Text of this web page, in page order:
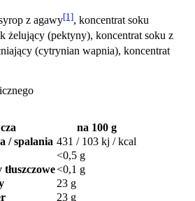
z agawy[1], koncentrat soku
żelujący (pektyny), koncentrat soku z
(cytrynian wapnia), koncentrat
na 100 g
/ spalania 431 / 103 kj / kcal
<0,5 g
<0,1 g
23 g
23 g